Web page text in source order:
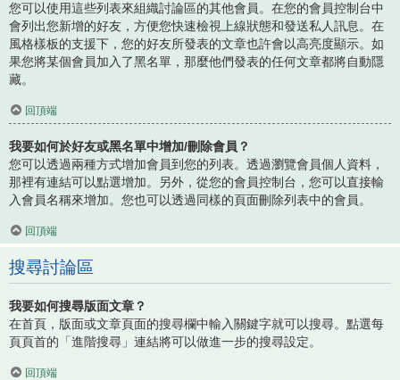
您可以使用這些列表來組織討論區的其他會員。在您的會員控制台中
會列出您新增的好友，方便您快速檢視上線狀態和發送私人訊息。在
風格樣板的支援下，您的好友所發表的文章也許會以高亮度顯示。如
果您將某個會員加入了黑名單，那麼他們發表的任何文章都將自動隱
藏。
回頂端
我要如何於好友或黑名單中增加/刪除會員？
您可以透過兩種方式增加會員到您的列表。透過瀏覽會員個人資料，
那裡有連結可以點選增加。另外，從您的會員控制台，您可以直接輸
入會員名稱來增加。您也可以透過同樣的頁面刪除列表中的會員。
回頂端
搜尋討論區
我要如何搜尋版面文章？
在首頁，版面或文章頁面的搜尋欄中輸入關鍵字就可以搜尋。點選每
頁頁首的「進階搜尋」連結將可以做進一步的搜尋設定。
回頂端